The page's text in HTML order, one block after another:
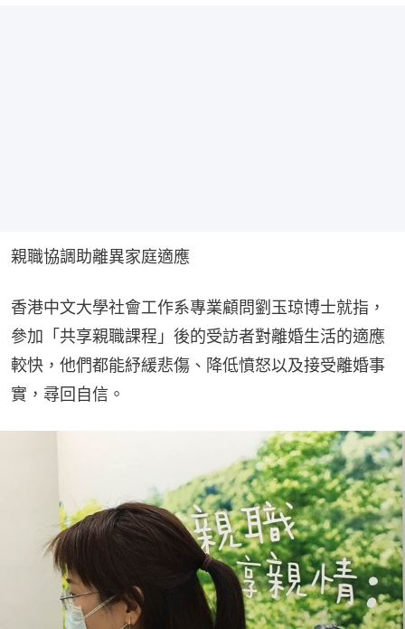
親職協調助離異家庭適應
香港中文大學社會工作系專業顧問劉玉琼博士就指，
參加「共享親職課程」後的受訪者對離婚生活的適應
較快，他們都能紓緩悲傷、降低憤怒以及接受離婚事
實，尋回自信。